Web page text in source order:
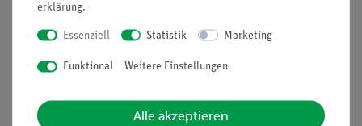
Lieferumfang
erklärung.
Essenziell Statistik Marketing
Funktional Weitere Einstellungen
Alle akzeptieren